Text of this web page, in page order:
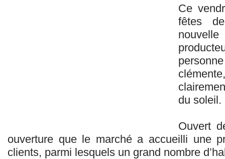
Ce
fêtes
du soleil.
Ouvert
ouverture que le marché a accueilli une
clients, parmi lesquels un grand nombre